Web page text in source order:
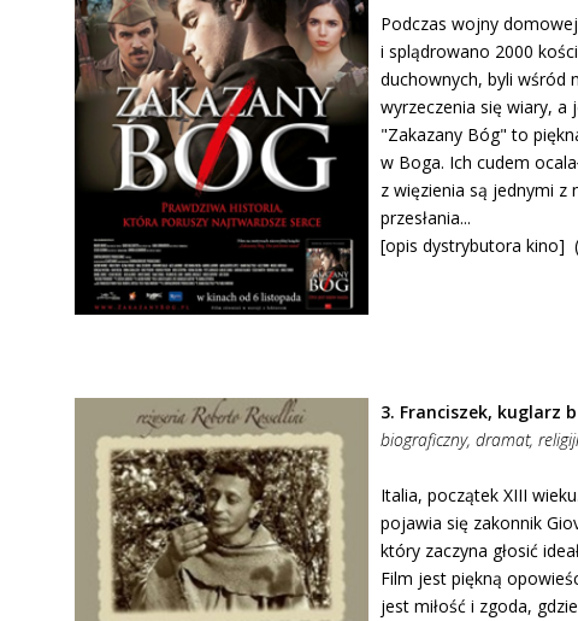
Podczas wojny
i splądrowano 2000
duchownych, byli wśród
wyrzeczenia się wiary, a
"Zakazany Bóg" to
w Boga. Ich cudem
z więzienia są jednymi z
przesłania...
[opis dystrybutora kino]
3. Franciszek, kuglarz
biograficzny, dramat,
Italia, początek XIII
pojawia się zakonnik
który zaczyna głosić
Film jest piękną
jest miłość i zgoda,